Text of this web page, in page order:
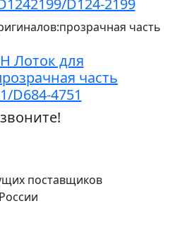
Лоток для
часть
D684-4751
поставщиков